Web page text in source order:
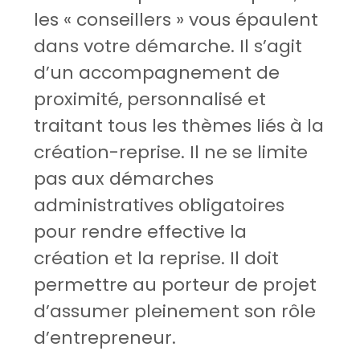
les « conseillers » vous épaulent
dans votre démarche. Il s’agit
d’un accompagnement de
proximité, personnalisé et
traitant tous les thèmes liés à la
création-reprise. Il ne se limite
pas aux démarches
administratives obligatoires
pour rendre effective la
création et la reprise. Il doit
permettre au porteur de projet
d’assumer pleinement son rôle
d’entrepreneur.